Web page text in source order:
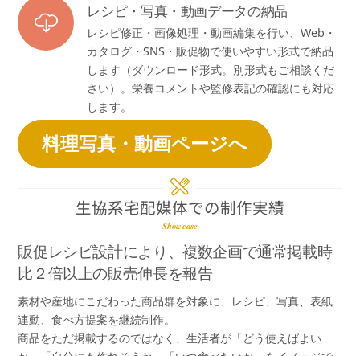
レシピ・写真・動画データの納品
レシピ修正・画像処理・動画編集を行い、Web・
カタログ・SNS・販促物で使いやすい形式で納品
します（ダウンロード形式。別形式もご相談くだ
さい）。栄養コメントや監修表記の確認にも対応
します。
料理写真・動画ページへ
生協系宅配媒体での制作実績
Show case
販促レシピ設計により、複数企画で通常掲載時
比２倍以上の販売伸長を報告
素材や産地にこだわった商品群を対象に、レシピ、写真、表紙
連動、食べ方提案を継続制作。
商品をただ掲載するのではなく、生活者が「どう使えばよい